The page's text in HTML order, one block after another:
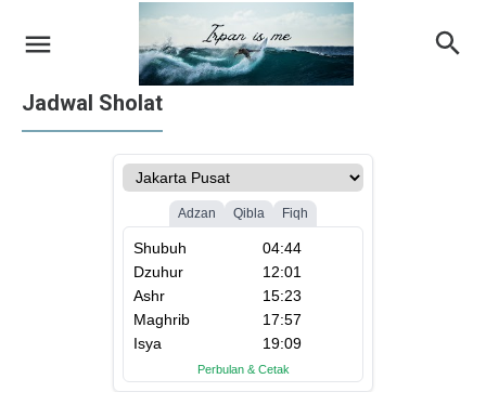
on Apple iTunes
on Google Books
Jadwal Sholat